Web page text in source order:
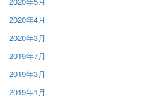
2020年4月
2020年3月
2019年7月
2019年3月
2019年1月